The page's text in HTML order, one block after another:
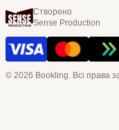
Створено
Sense Production
© 2026 Bookling. Всі права